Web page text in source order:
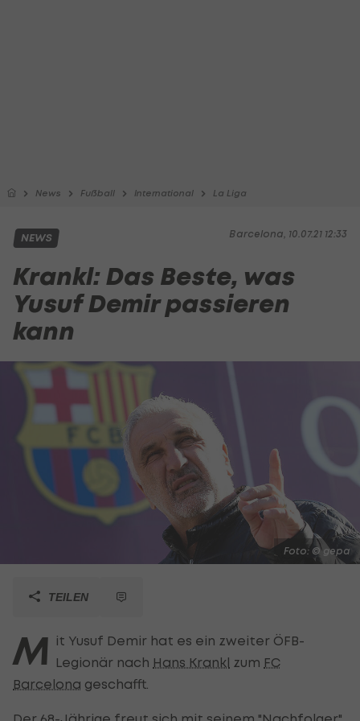
News Fußball International La Liga
Barcelona, 10.07.21 12:33
NEWS
Krankl: Das Beste, was
Yusuf Demir passieren
kann
Foto: © gepa
TEILEN
M it Yusuf Demir hat es ein zweiter ÖFB-
Legionär nach Hans Krankl zum FC
Barcelona geschafft.